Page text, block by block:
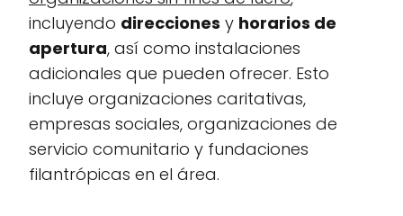
incluyendo direcciones y horarios de
apertura, así como instalaciones
adicionales que pueden ofrecer. Esto
incluye organizaciones caritativas,
empresas sociales, organizaciones de
servicio comunitario y fundaciones
filantrópicas en el área.